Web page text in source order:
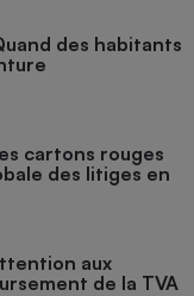
des habitants
cartons rouges
des litiges en
aux
de la TVA